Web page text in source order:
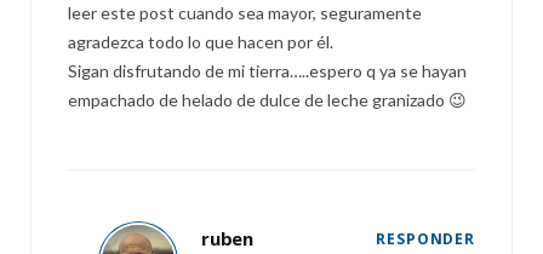
leer este post cuando sea mayor, seguramente
agradezca todo lo que hacen por él.
Sigan disfrutando de mi tierra…..espero q ya se hayan
empachado de helado de dulce de leche granizado 😉
ruben RESPONDER